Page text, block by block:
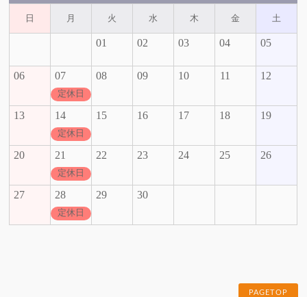
日 月 火 水 木 金 土
01 02 03 04 05
06 07
定休日
08 09 10 11 12
13 14
定休日
15 16 17 18 19
20 21
定休日
22 23 24 25 26
27 28
定休日
29 30
PAGETOP